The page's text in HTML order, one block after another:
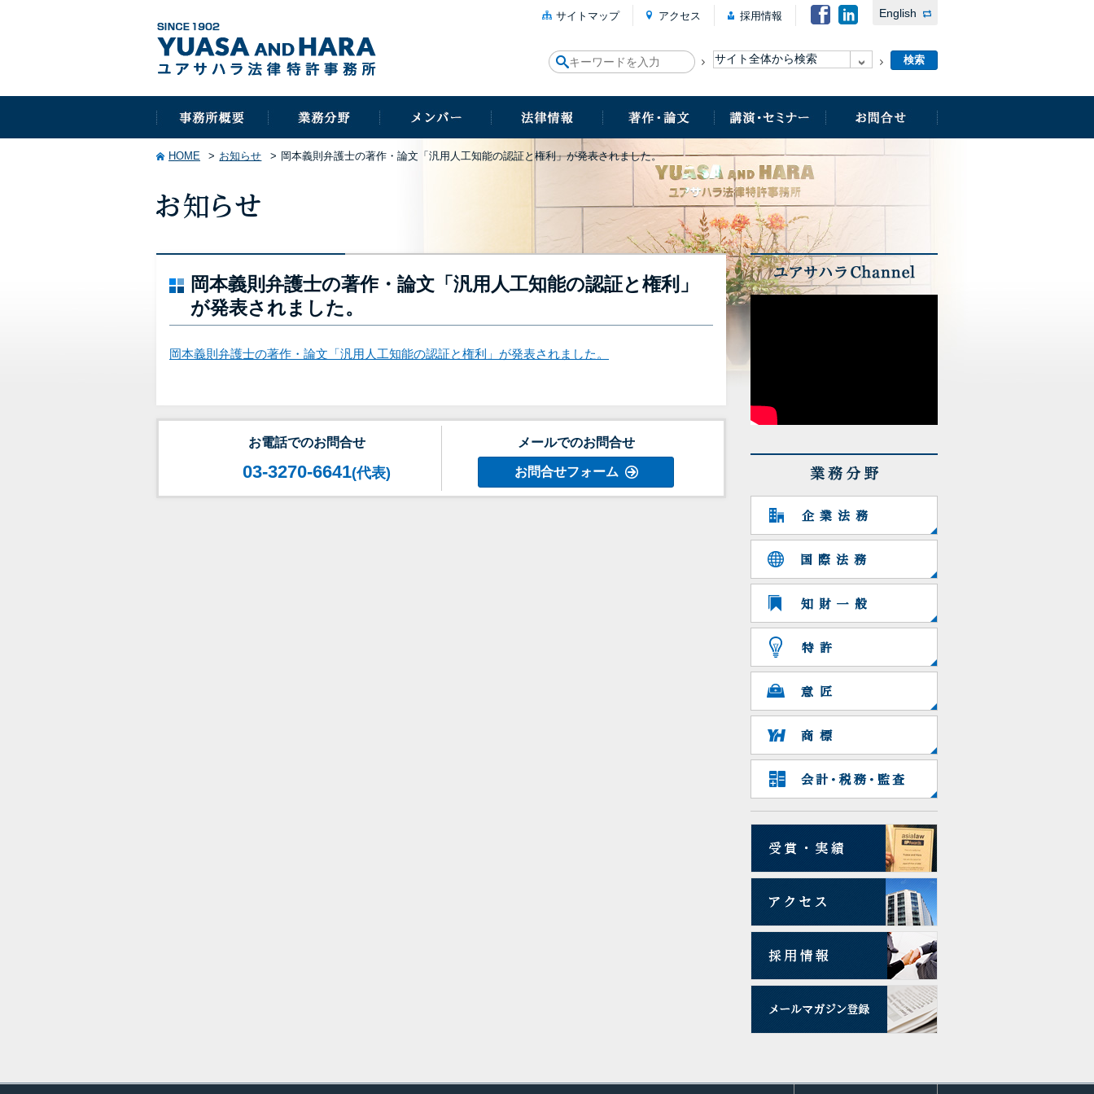
サイトマップ アクセス 採用情報 English
HOME お知らせ 岡本義則弁護士の著作・論文「汎用人工知能の認証と権利」が発表されました。
岡本義則弁護士の著作・論文「汎用人工知能の認証と権利」
が発表されました。
岡本義則弁護士の著作・論文「汎用人工知能の認証と権利」が発表されました。
お電話でのお問合せ
03-3270-6641(代表)
メールでのお問合せ
お問合せフォーム